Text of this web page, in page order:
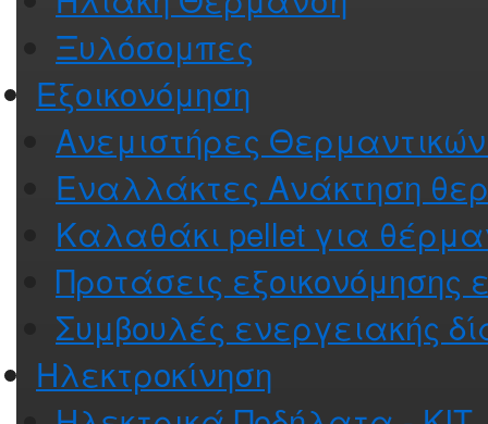
Ξυλόσομπες
Εξοικονόμηση
Ανεμιστήρες
Εναλλάκτες Ανάκτηση
Καλαθάκι pellet για
Προτάσεις εξοικονόμησης
Συμβουλές ενεργειακής
Ηλεκτροκίνηση